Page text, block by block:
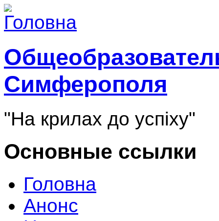
Симферополя
"На крилах до успіху"
Основные ссылки
Головна
Анонс